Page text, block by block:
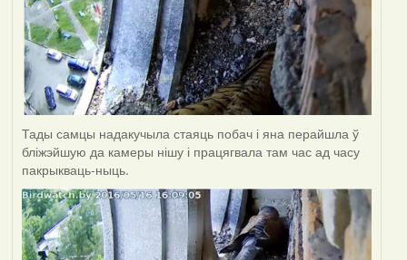
Тады самцы надакучыла стаяць побач і яна перайшла ў
бліжэйшую да камеры нішу і працягвала там час ад часу
пакрыкваць-ныць.